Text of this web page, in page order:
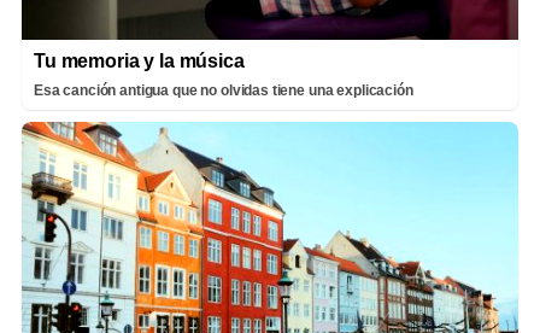
Tu memoria y la música
Esa canción antigua que no olvidas tiene una explicación